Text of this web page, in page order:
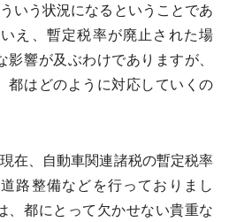
いう状況になるということであ
え、暫定税率が廃止された場
響が及ぶわけでありますが、
都はどのように対応していくの
在、自動車関連諸税の暫定税率
路整備などを行っておりまし
、都にとって欠かせない貴重な